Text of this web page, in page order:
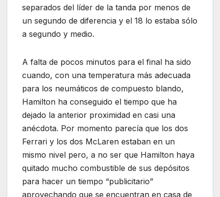
separados del líder de la tanda por menos de
un segundo de diferencia y el 18 lo estaba sólo
a segundo y medio.
A falta de pocos minutos para el final ha sido
cuando, con una temperatura más adecuada
para los neumáticos de compuesto blando,
Hamilton ha conseguido el tiempo que ha
dejado la anterior proximidad en casi una
anécdota. Por momento parecía que los dos
Ferrari y los dos McLaren estaban en un
mismo nivel pero, a no ser que Hamilton haya
quitado mucho combustible de sus depósitos
para hacer un tiempo “publicitario”
aprovechando que se encuentran en casa de